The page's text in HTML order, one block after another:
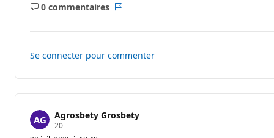
0 commentaires
Aucun
Se connecter pour commenter
Agrosbety Grosbety
20P